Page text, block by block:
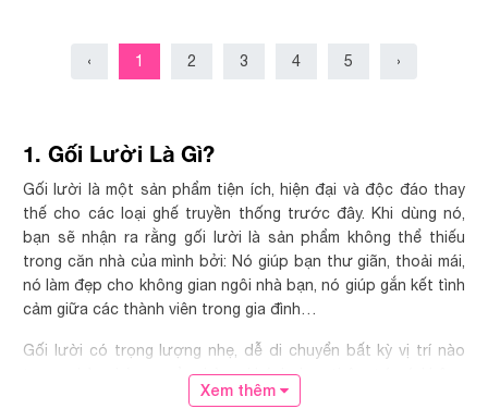
‹ 1 2 3 4 5 ›
1. Gối Lười Là Gì?
Gối lười là một sản phẩm tiện ích, hiện đại và độc đáo thay
thế cho các loại ghế truyền thống trước đây. Khi dùng nó,
bạn sẽ nhận ra rằng gối lười là sản phẩm không thể thiếu
trong căn nhà của mình bởi: Nó giúp bạn thư giãn, thoải mái,
nó làm đẹp cho không gian ngôi nhà bạn, nó giúp gắn kết tình
cảm giữa các thành viên trong gia đình…
Gối lười có trọng lượng nhẹ, dễ di chuyển bất kỳ vị trí nào
trong nhà: phòng ngủ, phòng khách, hay thậm trí nó không
thấm nước để bạn sử dụng cho không gian ngoài trời. Nó
Xem thêm